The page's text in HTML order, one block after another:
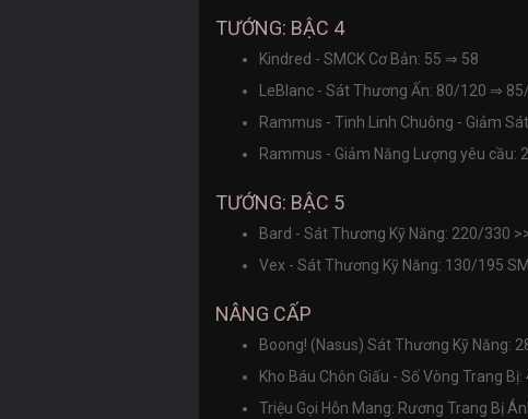
TƯỚNG: BẬC 4
Kindred - SMCK Cơ Bản: 55 ⇒ 58
LeBlanc - Sát Thương Ấn: 80/120 ⇒
Rammus - Tinh Linh Chuông - Giảm
Rammus - Giảm Năng Lượng yêu cầu:
TƯỚNG: BẬC 5
Bard - Sát Thương Kỹ Năng: 220/330
Vex - Sát Thương Kỹ Năng: 130/195
NÂNG CẤP
Boong! (Nasus) Sát Thương Kỹ Năng:
Kho Báu Chôn Giấu - Số Vòng Trang Bị:
Triệu Gọi Hỗn Mang: Rương Trang Bị